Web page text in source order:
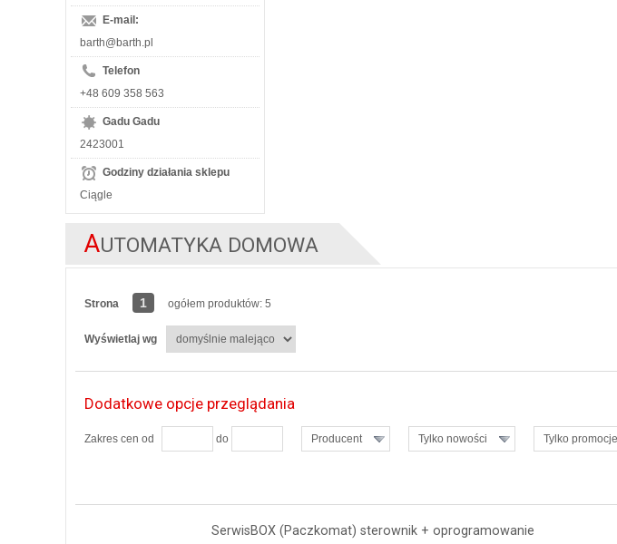
E-mail:
barth@barth.pl
Telefon
+48 609 358 563
Gadu Gadu
2423001
Godziny działania sklepu
Ciągle
AUTOMATYKA DOMOWA
Strona 1 ogółem produktów: 5
Wyświetlaj wg
Dodatkowe opcje przeglądania
Zakres cen od do Producent Tylko nowości Tylko promocje
SerwisBOX (Paczkomat) sterownik + oprogramowanie